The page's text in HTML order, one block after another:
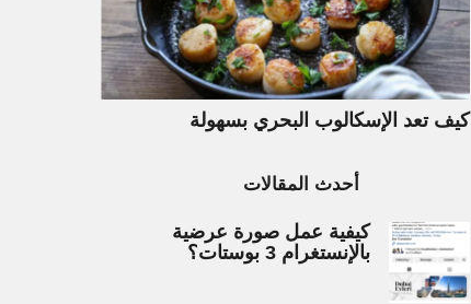
كيف تعد الإسكالوب البحري بسهولة
أحدث المقالات
كيفية عمل صورة عرضية
بالإنستغرام 3 بوستات؟